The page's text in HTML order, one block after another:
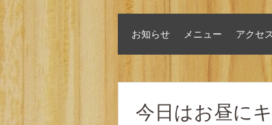
お知らせ メニュー アクセ
今日はお昼に